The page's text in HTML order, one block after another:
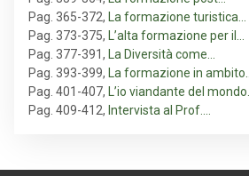
Pag. 365-372,
La formazione turistica…
Pag. 373-375,
L’alta formazione per il…
Pag. 377-391,
La Diversità come…
Pag. 393-399,
La formazione in ambito…
Pag. 401-407,
L’io viandante del mondo…
Pag. 409-412, Intervista al Prof.…